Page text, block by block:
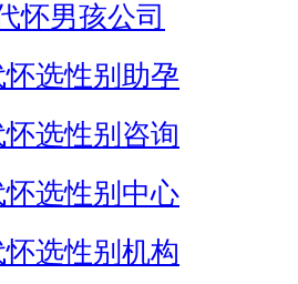
怀男孩公司
选性别助孕
选性别咨询
选性别中心
选性别机构